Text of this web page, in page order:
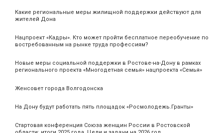
Какие региональные меры жилищной поддержки действуют для
жителей Дона
Нацпроект «Кадры». Кто может пройти бесплатное переобучение по
востребованным на рынке труда профессиям?
Новые меры социальной поддержки в Ростове-на-Дону в рамках
регионального проекта «Многодетная семья» нацпроекта «Семья»
Женсовет города Волгодонска
На Дону будут работать пять площадок «Росмолодежь.Гранты»
Стартовая конференция Союза женщин России в Ростовской